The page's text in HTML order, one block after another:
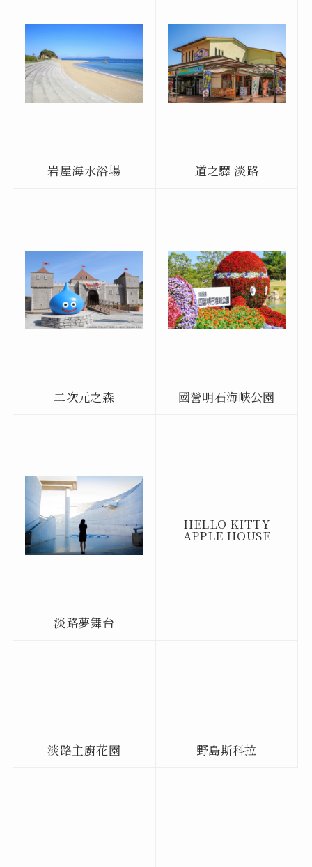
岩屋海水浴場 道之驛 淡路
二次元之森 國營明石海峽公園
淡路夢舞台
HELLO KITTY
APPLE HOUSE
淡路主廚花園 野島斯科拉